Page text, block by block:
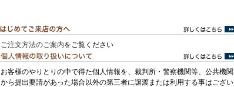
ご注文方法のご案内をご覧ください
お客様のやりとりの中で得た個人情報を、裁判所・警察機関等、公共機関
から提出要請があった場合以外の第三者に譲渡または利用する事はござい